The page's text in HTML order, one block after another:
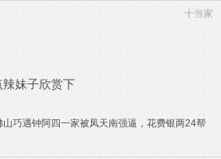
十当家
妹子欣赏下
山巧遇钟阿四一家被凤天南强逼，花费银两24帮